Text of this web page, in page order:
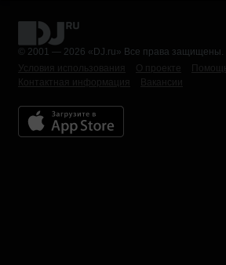
© 2001 — 2026 «DJ.ru» Все права защищены.
Условия использования
О проекте Помощь
Контактная информация
Вакансии